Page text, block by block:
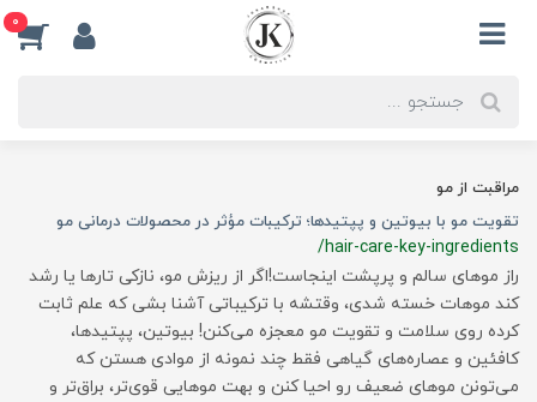
0
مراقبت از مو
تقویت مو با بیوتین و پپتیدها؛ ترکیبات مؤثر در محصولات درمانی مو
/hair-care-key-ingredients
راز موهای سالم و پرپشت اینجاست!اگر از ریزش مو، نازکی تارها یا رشد
کند موهات خسته شدی، وقتشه با ترکیباتی آشنا بشی که علم ثابت
کرده روی سلامت و تقویت مو معجزه می‌کنن! بیوتین، پپتیدها،
کافئین و عصاره‌های گیاهی فقط چند نمونه از موادی هستن که
می‌تونن موهای ضعیف رو احیا کنن و بهت موهایی قوی‌تر، براق‌تر و